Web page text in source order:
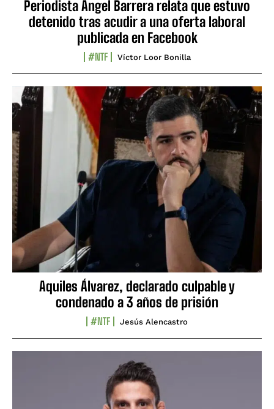
Periodista Ángel Barrera relata que estuvo
detenido tras acudir a una oferta laboral
publicada en Facebook
#NTF Víctor Loor Bonilla
Aquiles Álvarez, declarado culpable y
condenado a 3 años de prisión
#NTF Jesús Alencastro